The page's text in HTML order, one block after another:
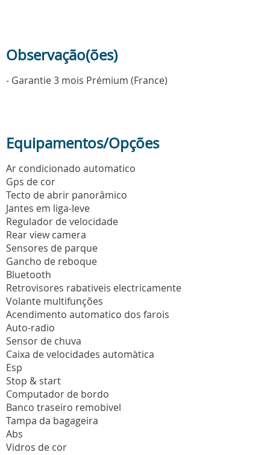
Observação(ões)
- Garantie 3 mois Prémium (France)
Equipamentos/Opções
Ar condicionado automatico
Gps de cor
Tecto de abrir panorâmico
Jantes em liga-leve
Regulador de velocidade
Rear view camera
Sensores de parque
Gancho de reboque
Bluetooth
Retrovisores rabativeis electricamente
Volante multifunções
Acendimento automatico dos farois
Auto-radio
Sensor de chuva
Caixa de velocidades automàtica
Esp
Stop & start
Computador de bordo
Banco traseiro remobivel
Tampa da bagageira
Abs
Vidros de cor